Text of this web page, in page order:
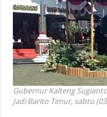
Gubernur Kalteng
Jadi Barito Timur, sabtu